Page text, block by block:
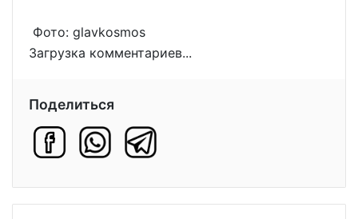
Фото: glavkosmos
Загрузка комментариев...
Поделиться